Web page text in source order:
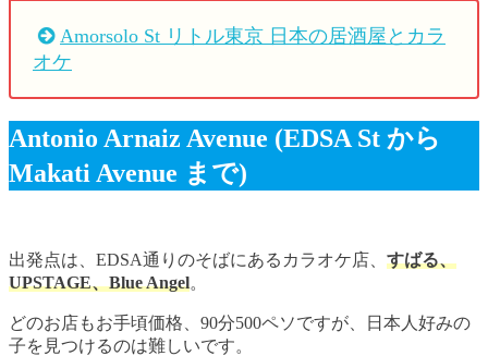
Amorsolo St リトル東京 日本の居酒屋とカラ
オケ
Antonio Arnaiz Avenue (EDSA St から
Makati Avenue まで)
出発点は、EDSA通りのそばにあるカラオケ店、 すばる、
UPSTAGE、Blue Angel。
どのお店もお手頃価格、90分500ペソですが、日本人好みの
子を見つけるのは難しいです。